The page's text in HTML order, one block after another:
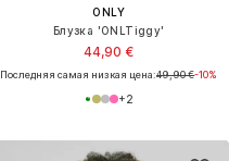
ONLY
Блузка 'ONLTiggy'
44,90 €
Последняя самая низкая цена:49,90 €-10%
+2